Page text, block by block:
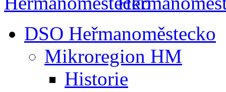
DSO Heřmanoměstecko
Mikroregion HM
Historie